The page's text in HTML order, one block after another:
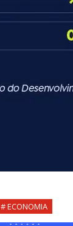
# ECONOMIA